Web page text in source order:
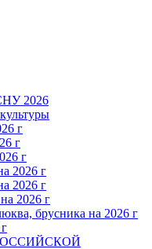
2026
г
г
г
2026 г
2026 г
2026 г
брусника на 2026 г